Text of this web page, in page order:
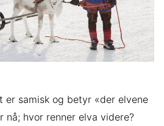
er samisk og betyr «der elvene
nå; hvor renner elva videre?